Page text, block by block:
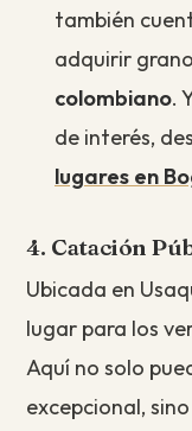
también
adquirir
colombiano.
de interés,
lugares en
4. Catación
Ubicada en
lugar para los
Aquí no solo
excepcional,